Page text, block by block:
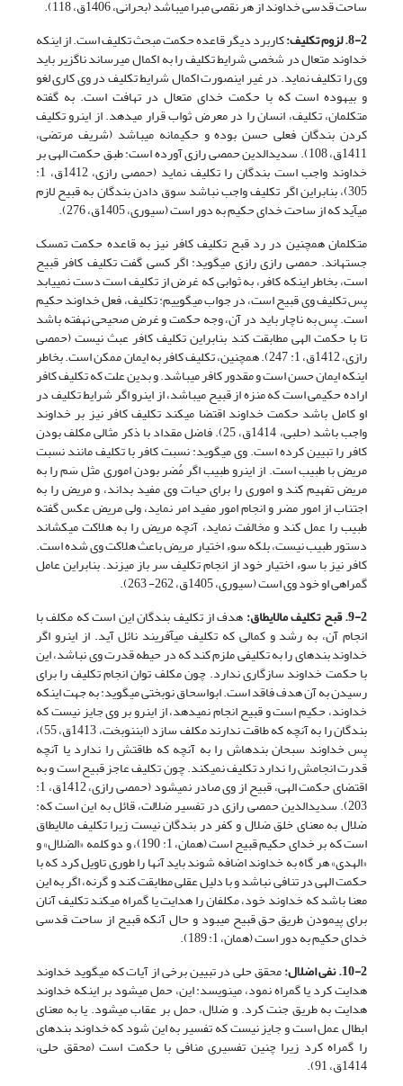
ساحت قدسی خداوند از هر نقصی مبرا می­باشد (بحرانی، 1406ق، 118).
8-2. لزوم تکلیف:
کاربرد دیگر قاعده حکمت مبحث تکلیف است. از اینکه
خداوند متعال در شخصی شرایط تکلیف را به اکمال می­رساند ناگزیر باید
وی را تکلیف نماید. در غیر این­صورت اکمال شرایط تکلیف در وی کاری لغو
و بیهوده است که با حکمت خدای متعال در تهافت است. به گفته
متکلمان، تکلیف، انسان را در معرض ثواب قرار می­دهد. از این­رو تکلیف
کردن بندگان فعلی حسن بوده و حکیمانه می­باشد (شریف مرتضی،
1411ق، 108). سدیدالدین حمصی رازی آورده است: طبق حکمت الهی بر
خداوند واجب است بندگان را تکلیف نماید (حمصی رازی، 1412ق، 1:
305)، بنابراین اگر تکلیف واجب نباشد سوق دادن بندگان به قبیح لازم
می­آید که از ساحت خدای حکیم به دور است (سیوری، 1405ق، 276).
متکلمان همچنین در رد قبح تکلیف کافر نیز به قاعده حکمت تمسک
جسته­اند. حمصی رازی رازی می­گوید: اگر کسی گفت تکلیف کافر قبیح
است، بخاطر این­که کافر، به ثوابی که غرض از تکلیف است دست نمی­یابد
پس تکلیف وی قبیح است، در جواب می­گوییم: تکلیف، فعل خداوند حکیم
است. پس به ناچار باید در آن، وجه حکمت و غرض صحیحی نهفته باشد
تا با حکمت الهی مطابقت کند بنابراین تکلیف کافر عبث نیست (حمصی
رازی، 1412ق، 1: 247). همچنین، تکلیف کافر به ایمان ممکن است. بخاطر
اینکه ایمان حسن است و مقدور کافر می­باشد. و بدین علت که تکلیف کافر
اراده حکیمی است که منزه از قبیح می­باشد، از این­رو اگر شرایط تکلیف در
او کامل باشد حکمت خداوند اقتضا می­کند تکلیف کافر نیز بر خداوند
واجب باشد (حلبی، 1414ق، 25). فاضل مقداد با ذکر مثالی مکلف بودن
کافر را تبیین کرده است. وی می­گوید: نسبت کافر با تکلیف مانند نسبت
مریض با طبیب است. از این­رو طبیب اگر مُضر بودن اموری مثل سَم را به
مریض تفهیم کند و اموری را برای حیات وی مفید بداند، و مریض را به
اجتناب از امور مضر و انجام امور مفید امر نماید، ولی مریض عکس گفته
طبیب را عمل کند و مخالفت نماید، آنچه مریض را به هلاکت می­کشاند
دستور طبیب نیست، بلکه سوء اختیار مریض باعث هلاکت وی شده است.
کافر نیز با سوء اختیار خود از انجام تکلیف سر باز می­زند. بنابراین عامل
گمراهی او خود وی است (سیوری، 1405ق، 262- 263).
9-2. قبح تکلیف مالایطاق:
هدف از تکلیف بندگان این است که مکلف با
انجام آن، به رشد و کمالی که تکلیف می­آفریند نائل آید. از این­رو اگر
خداوند بنده­ای را به تکلیفی ملزم کند که در حیطه قدرت وی نباشد، این
با حکمت خداوند سازگاری ندارد. چون مکلف توان انجام تکلیف را برای
رسیدن به آن هدف فاقد است. ابواسحاق نوبختی می­گوید: به جهت این­که
خداوند، حکیم است و قبیح انجام نمی­دهد، از این­رو بر وی جایز نیست که
بندگان را به آنچه که طاقت ندارند مکلف سازد (ابن­نوبخت، 1413ق، 55)،
پس خداوند سبحان بنده­اش را به آنچه که طاقتش را ندارد یا آنچه
قدرت انجامش را ندارد تکلیف نمی­کند. چون تکلیف عاجز قبیح است و به
اقتضای حکمت الهی، قبیح از وی صادر نمی­شود (حمصی رازی، 1412ق، 1:
203). سدیدالدین حمصی رازی در تفسیر ضلالت، قائل به این است که:
ضلال به معنای خلق ضلال و کفر در بندگان نیست زیرا تکلیف مالایطاق
است که بر خدای حکیم قبیح است (همان، 1: 190)، و دو کلمه «الضلال» و
«الهدی» هر گاه به خداوند اضافه شوند باید آن­ها را طوری تاویل کرد که با
حکمت الهی در تنافی نباشد و با دلیل عقلی مطابقت کند و گرنه، اگر به این
معنا باشد که خداوند خود، مکلفان را هدایت یا گمراه می­کند تکلیف آنان
برای پیمودن طریق حق قبیح می­بود و حال آنکه قبیح از ساحت قدسی
خدای حکیم به دور است (همان، 1: 189).
10-2. نفی اضلال:
محقق حلی در تبیین برخی از آیات که می­گوید خداوند
هدایت کرد یا گمراه نمود، می­نویسد: این، حمل می­شود بر اینکه خداوند
هدایت به طریق جنت کرد. و ضلال، حمل بر عقاب می­شود. یا به معنای
ابطال عمل است و جایز نیست که تفسیر به این شود که خداوند بنده­ای
را گمراه کرد زیرا چنین تفسیری منافی با حکمت است (محقق حلی،
1414ق، 91).